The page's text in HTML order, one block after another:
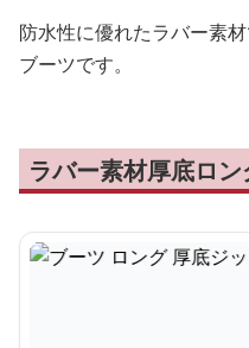
防水性に優れたラバー素
ブーツです。
ラバー素材厚底ロ